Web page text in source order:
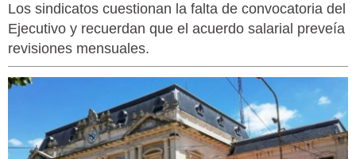
Los sindicatos cuestionan la falta de convocatoria del
Ejecutivo y recuerdan que el acuerdo salarial preveía
revisiones mensuales.